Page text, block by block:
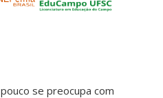
se preocupa com